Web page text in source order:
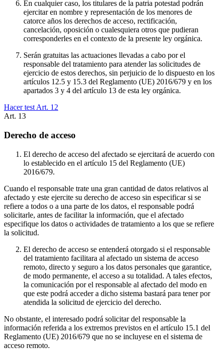
En cualquier caso, los titulares de la patria potestad podrán
ejercitar en nombre y representación de los menores de
catorce años los derechos de acceso, rectificación,
cancelación, oposición o cualesquiera otros que pudieran
corresponderles en el contexto de la presente ley orgánica.
Serán gratuitas las actuaciones llevadas a cabo por el
responsable del tratamiento para atender las solicitudes de
ejercicio de estos derechos, sin perjuicio de lo dispuesto en los
artículos 12.5 y 15.3 del Reglamento (UE) 2016/679 y en los
apartados 3 y 4 del artículo 13 de esta ley orgánica.
Hacer test Art. 12
Art. 13
Derecho de acceso
El derecho de acceso del afectado se ejercitará de acuerdo con
lo establecido en el artículo 15 del Reglamento (UE)
2016/679.
Cuando el responsable trate una gran cantidad de datos relativos al
afectado y este ejercite su derecho de acceso sin especificar si se
refiere a todos o a una parte de los datos, el responsable podrá
solicitarle, antes de facilitar la información, que el afectado
especifique los datos o actividades de tratamiento a los que se refiere
la solicitud.
El derecho de acceso se entenderá otorgado si el responsable
del tratamiento facilitara al afectado un sistema de acceso
remoto, directo y seguro a los datos personales que garantice,
de modo permanente, el acceso a su totalidad. A tales efectos,
la comunicación por el responsable al afectado del modo en
que este podrá acceder a dicho sistema bastará para tener por
atendida la solicitud de ejercicio del derecho.
No obstante, el interesado podrá solicitar del responsable la
información referida a los extremos previstos en el artículo 15.1 del
Reglamento (UE) 2016/679 que no se incluyese en el sistema de
acceso remoto.